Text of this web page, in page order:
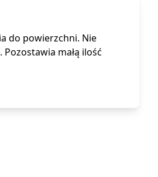
do powierzchni. Nie
małą ilość